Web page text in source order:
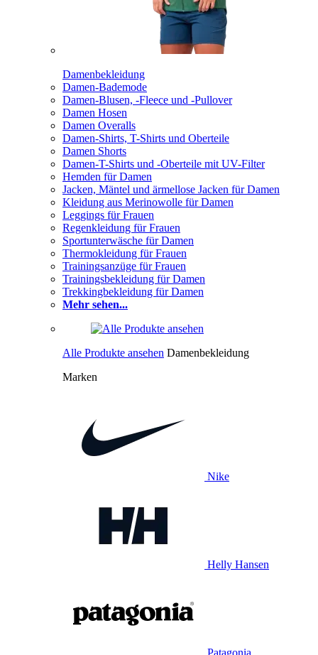
Damenbekleidung
Damen-Bademode
Damen-Blusen, -Fleece und -Pullover
Damen Hosen
Damen Overalls
Damen-Shirts, T-Shirts und Oberteile
Damen Shorts
Damen-T-Shirts und -Oberteile mit UV-Filter
Hemden für Damen
Jacken, Mäntel und ärmellose Jacken für Damen
Kleidung aus Merinowolle für Damen
Leggings für Frauen
Regenkleidung für Frauen
Sportunterwäsche für Damen
Thermokleidung für Frauen
Trainingsanzüge für Frauen
Trainingsbekleidung für Damen
Trekkingbekleidung für Damen
Mehr sehen...
Alle Produkte ansehen Damenbekleidung
Marken
Nike
Helly Hansen
Patagonia